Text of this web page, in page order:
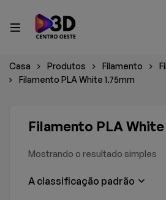
Casa Produtos Filamento
Filamento PLA White 1.75mm
Filamento PLA White
Mostrando o resultado simples
A classificação padrão